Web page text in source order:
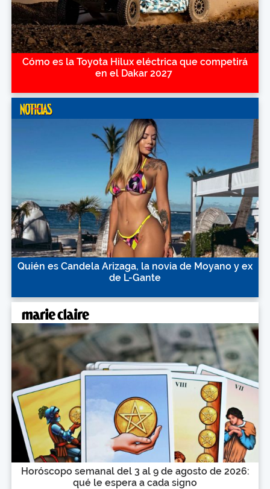
Cómo es la Toyota Hilux eléctrica que competirá
en el Dakar 2027
Quién es Candela Arizaga, la novia de Moyano y ex
de L-Gante
Horóscopo semanal del 3 al 9 de agosto de 2026:
qué le espera a cada signo